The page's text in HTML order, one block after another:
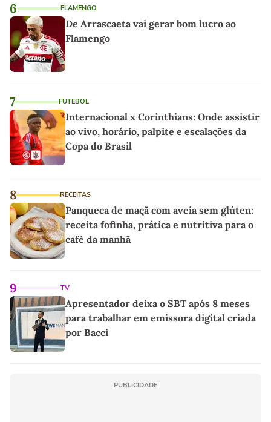
6 FLAMENGO
De Arrascaeta vai gerar bom lucro ao
Flamengo
7 FUTEBOL
Internacional x Corinthians: Onde assistir
ao vivo, horário, palpite e escalações da
Copa do Brasil
8 RECEITAS
Panqueca de maçã com aveia sem glúten:
receita fofinha, prática e nutritiva para o
café da manhã
9 TV
Apresentador deixa o SBT após 8 meses
para trabalhar em emissora digital criada
por Bacci
PUBLICIDADE